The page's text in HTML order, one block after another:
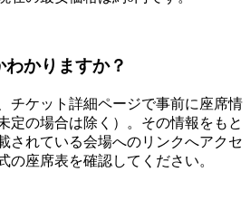
かりますか？
チケット詳細ページで事前に座席情
定の場合は除く）。その情報をもと
されている会場へのリンクへアクセ
の座席表を確認してください。